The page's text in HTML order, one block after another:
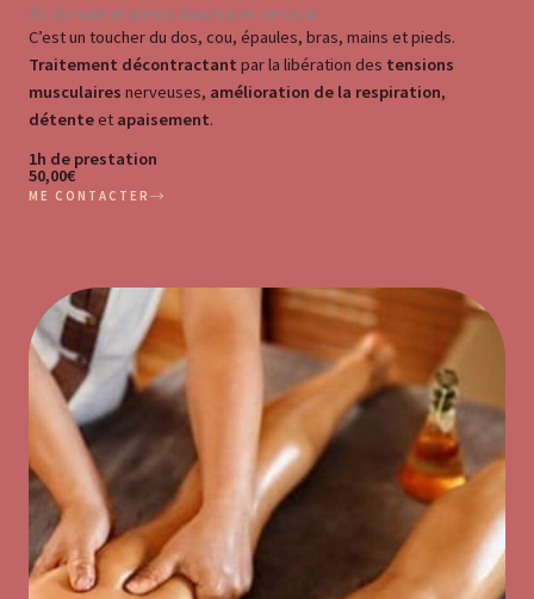
RC dorsale et plexus brachial et cervical
C’est un toucher du dos, cou, épaules, bras, mains et pieds.
Traitement décontractant par la libération des tensions
musculaires nerveuses, amélioration de la respiration,
détenteet apaisement.
1h de prestation
50,00€
ME CONTACTER